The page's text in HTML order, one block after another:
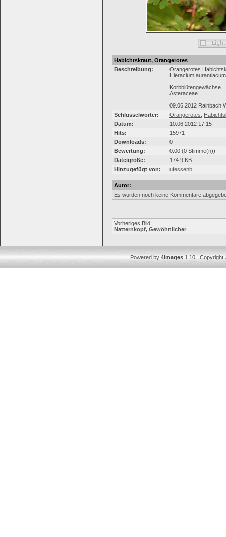
Habichtskraut, Orangerotes
Beschreibung:
Orangerotes
Hieracium aurantiacum
Korbblütengewächse
Asteraceae
09.06.2012 Rainbach
Schlüsselwörter:
Orangerotes
Datum:
10.06.2012 17:15
Hits:
15971
Downloads:
0
Bewertung:
0.00 (0 Stimme(n))
Dateigröße:
174.9 KB
Hinzugefügt von:
ufessenb
Autor:
Es wurden noch keine Kommentare
Vorheriges Bild:
Natternkopf, Gewöhnlicher
Powered by4images1.10 Copyright